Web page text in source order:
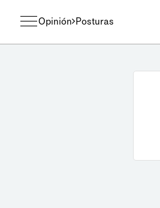
Opinión Posturas